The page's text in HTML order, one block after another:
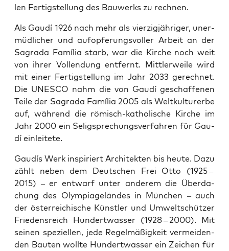
len Fer­tig­stel­lung des Bau­werks zu rechnen.
Als Gau­dí 1926 nach mehr als vier­zig­jäh­ri­ger, uner­
müd­li­cher und auf­op­fe­rungs­vol­ler Arbeit an der
Sagra­da Famí­lia starb, war die Kir­che noch weit
von ihrer Voll­endung ent­fernt. Mitt­ler­wei­le wird
mit einer Fer­tig­stel­lung im Jahr 2033 gerech­net.
Die UNESCO nahm die von Gau­dí geschaf­fe­nen
Tei­le der Sagra­da Famí­lia 2005 als Welt­kul­tur­er­be
auf, wäh­rend die römisch-katho­li­sche Kir­che im
Jahr 2000 ein Selig­spre­chungs­ver­fah­ren für Gau­
dí einleitete.
Gau­dís Werk inspi­riert Archi­tek­ten bis heu­te. Dazu
zählt neben dem Deut­schen Frei Otto (1925 –
2015) – er ent­warf unter ande­rem die Über­da­
chung des Olym­pia­ge­län­des in Mün­chen – auch
der öster­rei­chi­sche Künst­ler und Umwelt­schüt­zer
Frie­dens­reich Hun­dert­was­ser (1928 – 2000). Mit
sei­nen spe­zi­el­len, jede Regel­mä­ßig­keit ver­mei­den­
den Bau­ten woll­te Hun­dert­was­ser ein Zei­chen für